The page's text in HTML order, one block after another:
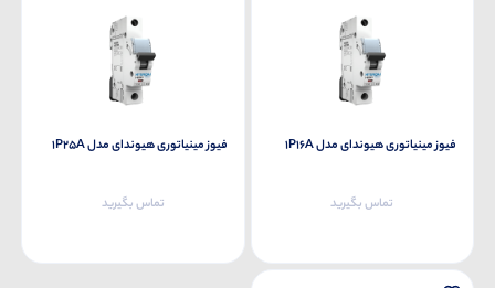
فیوز مینیاتوری هیوندای مدل 1P16A
تماس بگیرید
فیوز مینیاتوری هیوندای مدل 1P25A
تماس بگیرید